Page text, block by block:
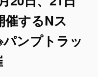
催するNス
ンプトラッ